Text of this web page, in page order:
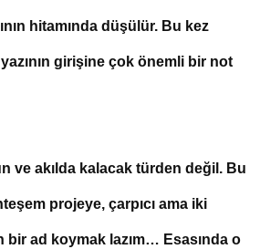
hitamında düşülür. Bu kez
girişine çok önemli bir not
ve akılda kalacak türden değil. Bu
projeye, çarpıcı ama iki
bir ad koymak lazım… Esasında o